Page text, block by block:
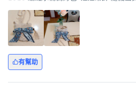
有幫助